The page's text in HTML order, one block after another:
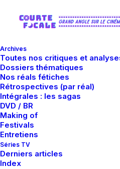
Archives
Toutes nos critiques et
Dossiers thématiques
Nos réals fétiches
Rétrospectives (par réal)
Intégrales : les sagas
DVD / BR
Making of
Festivals
Entretiens
Séries TV
Derniers articles
Index